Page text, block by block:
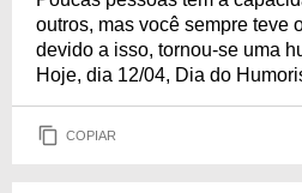
outros, mas você sempre teve
devido a isso, tornou-se uma
Hoje, dia 12/04, Dia do
COPIAR